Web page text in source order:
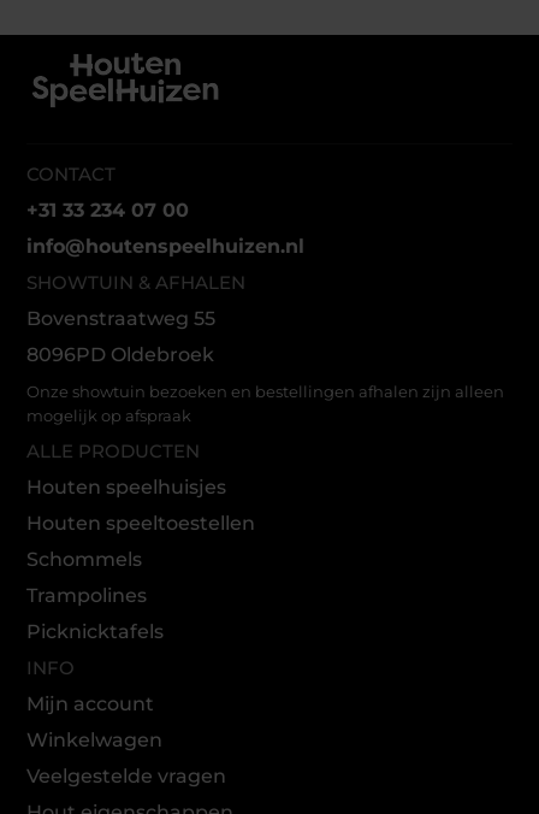
CONTACT
+31 33 234 07 00
info@houtenspeelhuizen.nl
SHOWTUIN & AFHALEN
Bovenstraatweg 55
8096PD Oldebroek
Onze showtuin bezoeken en bestellingen afhalen zijn alleen
mogelijk op afspraak
ALLE PRODUCTEN
Houten speelhuisjes
Houten speeltoestellen
Schommels
Trampolines
Picknicktafels
INFO
Mijn account
Winkelwagen
Veelgestelde vragen